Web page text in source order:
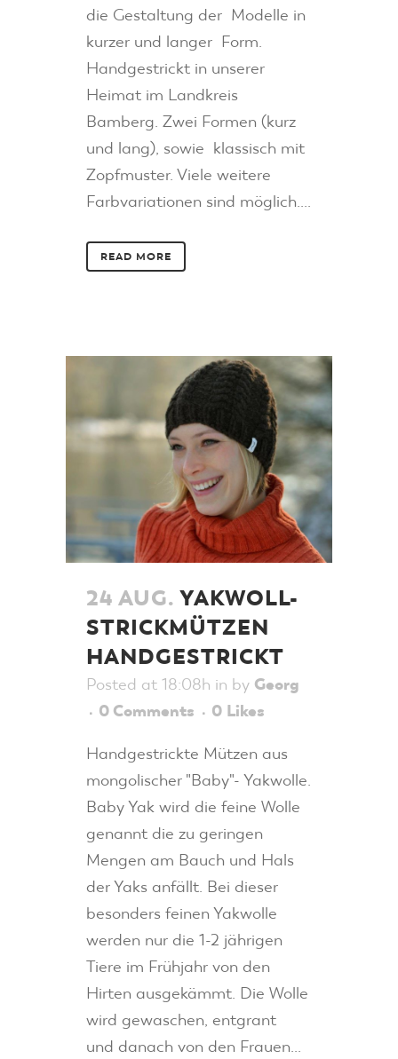
die Gestaltung der Modelle in
kurzer und langer Form.
Handgestrickt in unserer
Heimat im Landkreis
Bamberg. Zwei Formen (kurz
und lang), sowie klassisch mit
Zopfmuster. Viele weitere
Farbvariationen sind möglich....
READ MORE
24 AUG. YAKWOLL-
STRICKMÜTZEN
HANDGESTRICKT
Posted at 18:08h in by Georg
0 Comments
0 Likes
Handgestrickte Mützen aus
mongolischer "Baby"- Yakwolle.
Baby Yak wird die feine Wolle
genannt die zu geringen
Mengen am Bauch und Hals
der Yaks anfällt. Bei dieser
besonders feinen Yakwolle
werden nur die 1-2 jährigen
Tiere im Frühjahr von den
Hirten ausgekämmt. Die Wolle
wird gewaschen, entgrant
und danach von den Frauen...